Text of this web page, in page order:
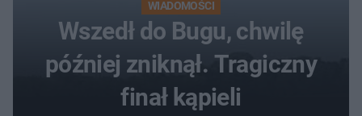
WIADOMOŚCI
Wszedł do Bugu, chwilę
później zniknął. Tragiczny
finał kąpieli